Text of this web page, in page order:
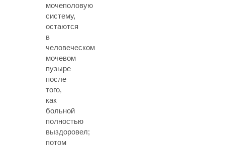
мочеполовую
систему,
остаются
в
человеческом
мочевом
пузыре
после
того,
как
больной
полностью
выздоровел;
потом